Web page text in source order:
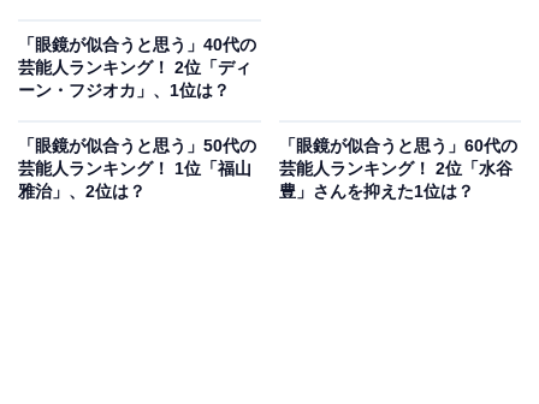
「眼鏡が似合うと思う」40代の
芸能人ランキング！ 2位「ディ
ーン・フジオカ」、1位は？
「眼鏡が似合うと思う」50代の
芸能人ランキング！ 1位「福山
雅治」、2位は？
「眼鏡が似合うと思う」60代の
芸能人ランキング！ 2位「水谷
豊」さんを抑えた1位は？